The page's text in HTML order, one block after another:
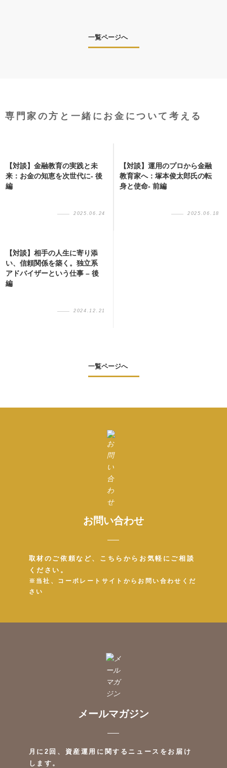
一覧ページへ
専門家の方と一緒にお金について考える
【対談】金融教育の実践と未
来：お金の知恵を次世代に- 後
編
2025.06.24
【対談】運用のプロから金融
教育家へ：塚本俊太郎氏の転
身と使命- 前編
2025.06.18
【対談】相手の人生に寄り添
い、信頼関係を築く。独立系
アドバイザーという仕事 – 後
編
2024.12.21
一覧ページへ
お問い合わせ
取材のご依頼など、こちらからお気軽にご相談
ください。
※当社、コーポレートサイトからお問い合わせくだ
さい
メールマガジン
月に2回、資産運用に関するニュースをお届け
します。